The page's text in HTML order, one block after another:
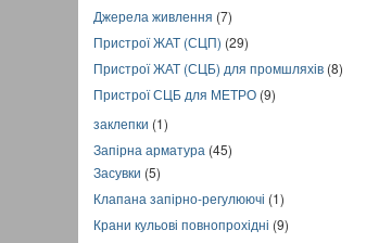
Джерела живлення (7)
Пристрої ЖАТ (СЦП) (29)
Пристрої ЖАТ (СЦБ) для промшляхів (8)
Пристрої СЦБ для МЕТРО (9)
заклепки (1)
Запірна арматура (45)
Засувки (5)
Клапана запірно-регулюючі (1)
Крани кульові повнопрохідні (9)